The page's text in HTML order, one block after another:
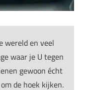
wereld en veel
waar je U tegen
gewoon écht
de hoek kijken.